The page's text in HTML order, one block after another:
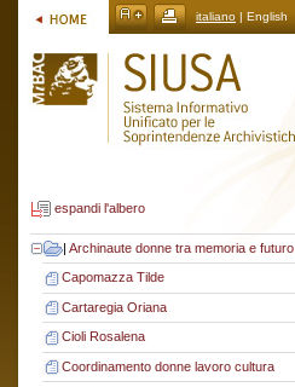
italiano | English
espandi l'albero
| Archinaute donne tra memoria e futuro
Capomazza Tilde
Cartaregia Oriana
Cioli Rosalena
Coordinamento donne lavoro cultura